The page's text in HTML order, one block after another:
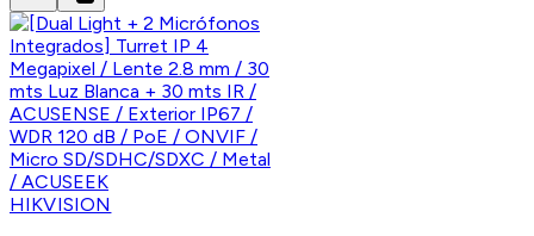
HIKVISION